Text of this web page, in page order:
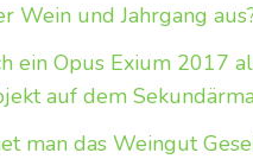
Wein und Jahrgang
ein Opus Exium 2017
auf dem
man das Weingut